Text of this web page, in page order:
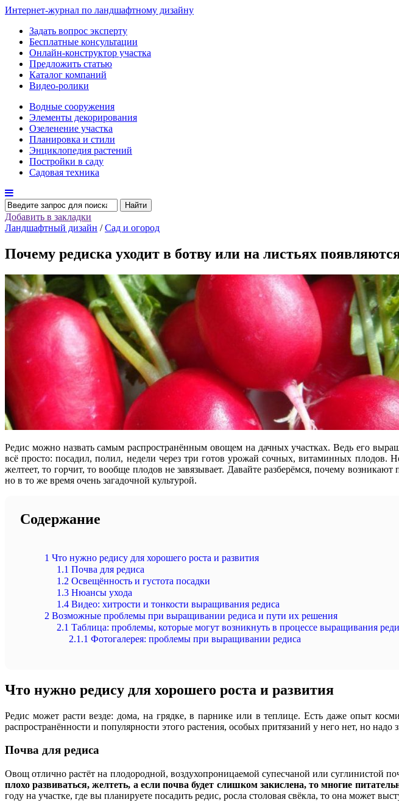
Интернет-журнал по ландшафтному дизайну
Задать вопрос эксперту
Бесплатные консультации
Онлайн-конструктор участка
Предложить статью
Каталог компаний
Видео-ролики
Водные сооружения
Элементы декорирования
Озеленение участка
Планировка и стили
Энциклопедия растений
Постройки в саду
Садовая техника
Найти
Добавить в закладки
Ландшафтный дизайн / Сад и огород
Почему редиска уходит в ботву или на листьях
Редис можно назвать самым распространённым овощем на дачных участках. Ведь его
всё просто: посадил, полил, недели через три готов урожай сочных, витаминных плодов.
желтеет, то горчит, то вообще плодов не завязывает. Давайте разберёмся, почему
но в то же время очень загадочной культурой.
Содержание
1 Что нужно редису для хорошего роста и развития
1.1 Почва для редиса
1.2 Освещённость и густота посадки
1.3 Нюансы ухода
1.4 Видео: хитрости и тонкости выращивания редиса
2 Возможные проблемы при выращивании редиса и пути их решения
2.1 Таблица: проблемы, которые могут возникнуть в процессе выращивания
2.1.1 Фотогалерея: проблемы при выращивании редиса
Что нужно редису для хорошего роста и развития
Редис может расти везде: дома, на грядке, в парнике или в теплице. Есть даже опыт
распространённости и популярности этого растения, особых притязаний у него нет, но
Почва для редиса
Овощ отлично растёт на плодородной, воздухопроницаемой супесчаной или суглинистой
плохо развиваться, желтеть, а если почва будет слишком закислена, то многие
году на участке, где вы планируете посадить редис, росла столовая свёкла, то она может